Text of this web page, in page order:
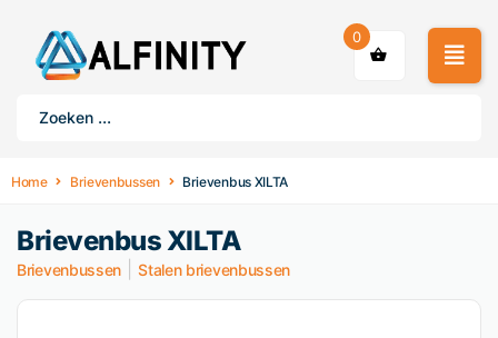
0
Home Brievenbussen Brievenbus XILTA
Brievenbus XILTA
Brievenbussen Stalen brievenbussen